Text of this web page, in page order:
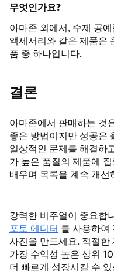
무엇인가요?
아마존 외에서, 수제 공
액세서리와 같은 제품은
품 중 하나입니다.
결론
아마존에서 판매하는 것
좋은 방법이지만 성공은
일상적인 문제를 해결하
가 높은 품질의 제품에
배우며 목록을 계속 개선
강력한 비주얼이 중요합
포토 에디터 를 사용하여
사진을 만드세요. 적절한
가장 수익성 높은 상위
더 빠르게 성장시킬 수